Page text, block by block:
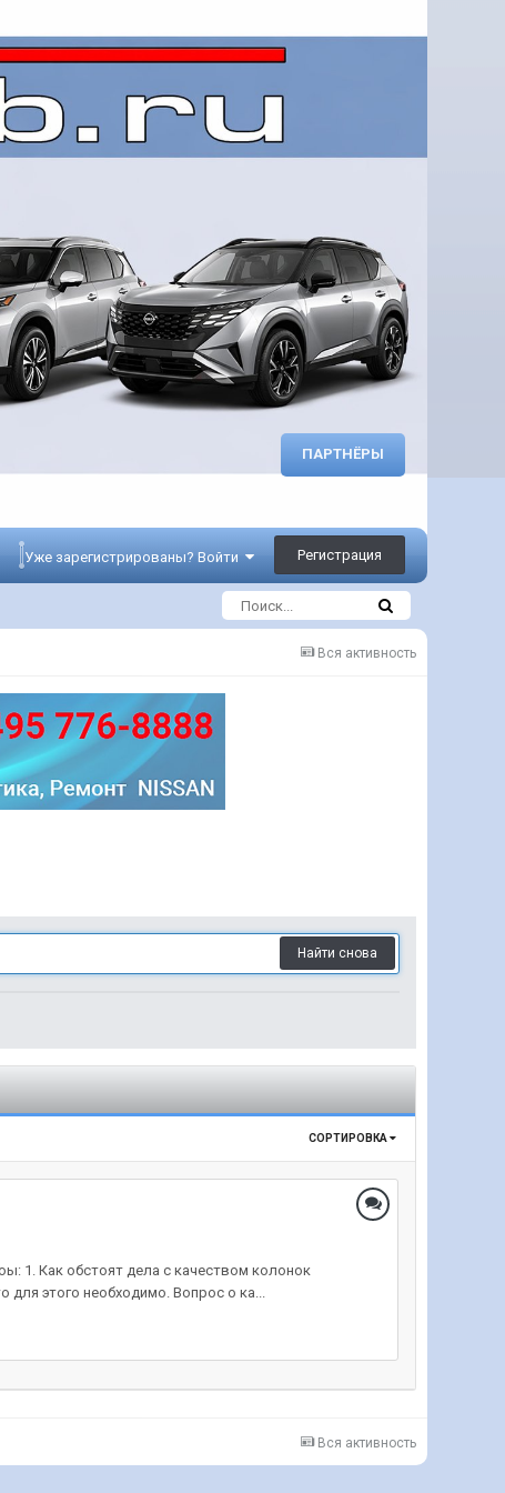
ПАРТНЁРЫ
Уже зарегистрированы? Войти Регистрация
Вся активность
Найти снова
СОРТИРОВКА
1. Как обстоят дела с качеством колонок
для этого необходимо. Вопрос о ка...
Вся активность